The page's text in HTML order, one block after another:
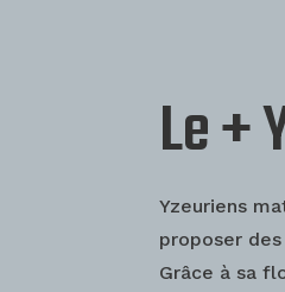
Le +
Yzeuriens
proposer
Grâce à sa